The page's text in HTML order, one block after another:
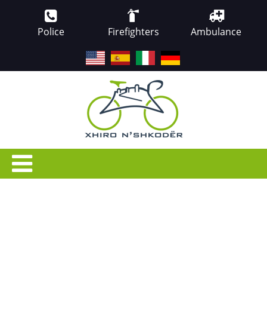
Police Firefighters Ambulance